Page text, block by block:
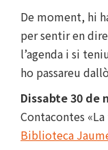
De moment, hi
per sentir en
l’agenda i si
ho passareu
Dissabte 30 de
Contacontes
Biblioteca